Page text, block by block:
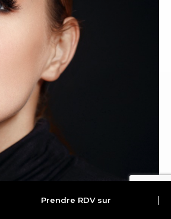
Prendre RDV sur